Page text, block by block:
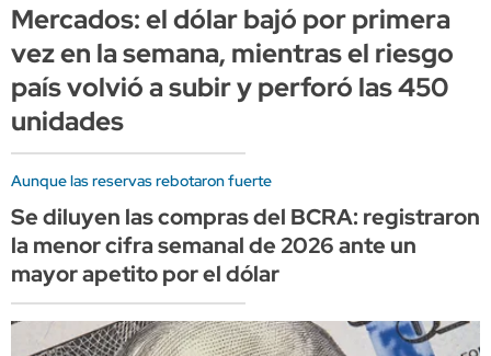
Mercados: el dólar bajó por primera
vez en la semana, mientras el riesgo
país volvió a subir y perforó las 450
unidades
Aunque las reservas rebotaron fuerte
Se diluyen las compras del BCRA: registraron
la menor cifra semanal de 2026 ante un
mayor apetito por el dólar